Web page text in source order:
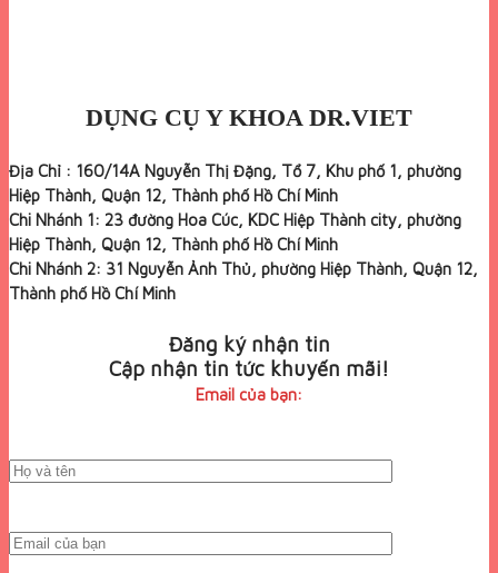
DỤNG CỤ Y KHOA DR.VIET
Địa Chỉ : 160/14A Nguyễn Thị Đặng, Tổ 7, Khu phố 1, phường
Hiệp Thành, Quận 12, Thành phố Hồ Chí Minh
Chi Nhánh 1: 23 đường Hoa Cúc, KDC Hiệp Thành city, phường
Hiệp Thành, Quận 12, Thành phố Hồ Chí Minh
Chi Nhánh 2: 31 Nguyễn Ảnh Thủ, phường Hiệp Thành, Quận 12,
Thành phố Hồ Chí Minh
Đăng ký nhận tin
Cập nhận tin tức khuyến mãi!
Email của bạn: